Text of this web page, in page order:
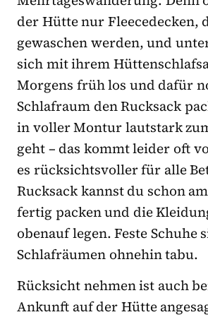
der Hütte nur Fleecedecken,
gewaschen werden, und
sich mit ihrem
Morgens früh los und dafür
Schlafraum den Rucksack
in voller Montur lautstark
geht – das kommt leider oft
es rücksichtsvoller für alle
Rucksack kannst du schon
fertig packen und die
obenauf legen. Feste Schuhe
Schlafräumen ohnehin tabu.
Rücksicht nehmen ist auch
Ankunft auf der Hütte